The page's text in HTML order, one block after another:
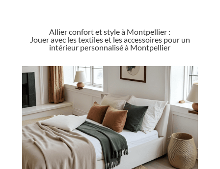
Allier confort et style à Montpellier :
Jouer avec les textiles et les accessoires pour un
intérieur personnalisé à Montpellier